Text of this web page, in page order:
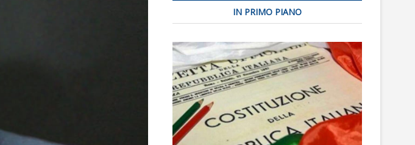
IN PRIMO PIANO